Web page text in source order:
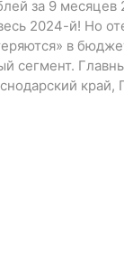
за 9 месяцев
2024-й! Но
в
сегмент.
край,